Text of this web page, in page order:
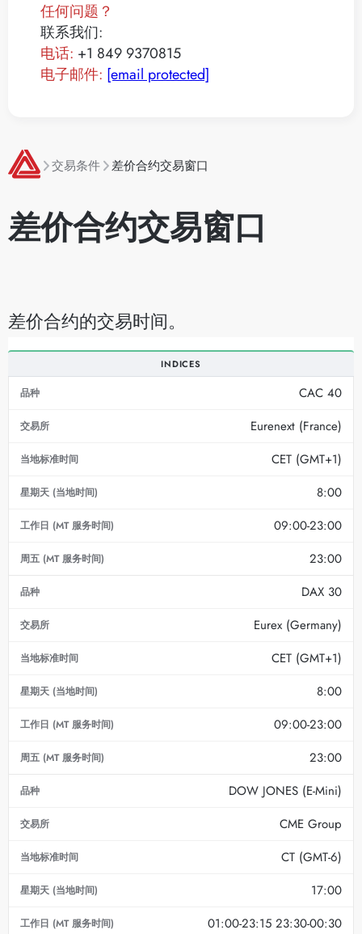
任何问题？
联系我们:
电话: +1 849 9370815
电子邮件: [email protected]
交易条件 差价合约交易窗口
差价合约交易窗口
差价合约的交易时间。
INDICES
CAC 40
Eurenext (France)
CET (GMT+1)
8:00
09:00-23:00
23:00
DAX 30
Eurex (Germany)
CET (GMT+1)
8:00
09:00-23:00
23:00
DOW JONES (E-Mini)
CME Group
CT (GMT-6)
17:00
01:00-23:15 23:30-00:30